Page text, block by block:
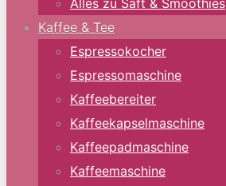
Alles zu Saft & Smoothies
Kaffee & Tee
Espressokocher
Espressomaschine
Kaffeebereiter
Kaffeekapselmaschine
Kaffeepadmaschine
Kaffeemaschine